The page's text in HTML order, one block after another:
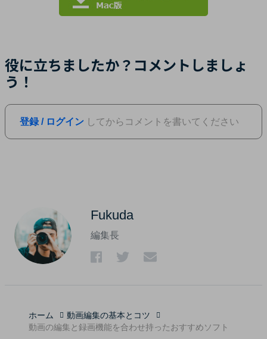
役に立ちましたか？コメントしましょ
う！
登録 / ログイン してからコメントを書いてください
Fukuda
編集長
ホーム
動画編集の基本とコツ
動画の編集と録画機能を合わせ持ったおすすめソフト